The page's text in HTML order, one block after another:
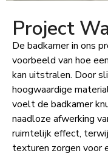
Project
De badkamer in ons
voorbeeld van hoe
kan uitstralen. Door
hoogwaardige
voelt de badkamer
naadloze afwerking
ruimtelijk effect,
texturen zorgen voor